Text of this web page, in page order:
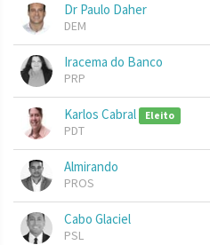
Dr Paulo Daher
DEM
Iracema do Banco
PRP
Karlos Cabral Eleito
PDT
Almirando
PROS
Cabo Glaciel
PSL